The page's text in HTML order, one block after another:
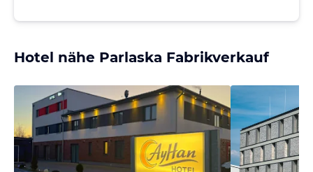
Hotel nähe Parlaska Fabrikverkauf